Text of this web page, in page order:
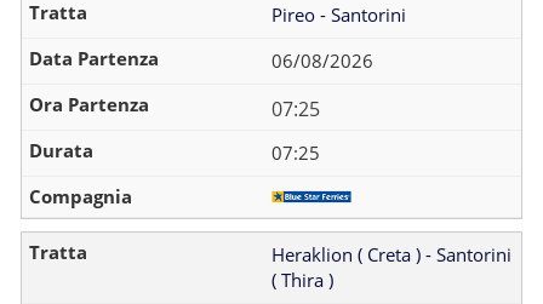
Pireo - Santorini
06/08/2026
07:25
07:25
Heraklion ( Creta ) - Santorini
( Thira )